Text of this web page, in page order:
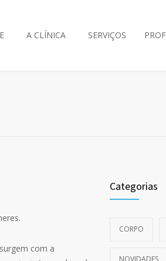
A CLÍNICA SERVIÇOS
com a
Categorias
CORPO
NOVIDADES